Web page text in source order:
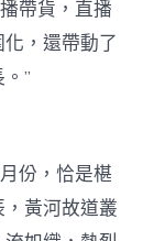
帶貨，直播
，還帶動了
”
份，恰是椹
黃河故道叢